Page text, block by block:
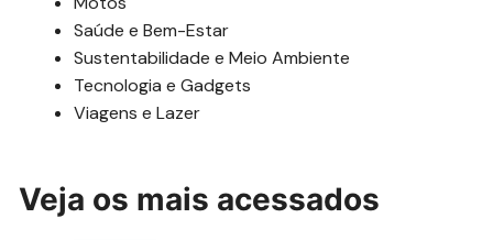
Saúde e Bem-Estar
Sustentabilidade e Meio Ambiente
Tecnologia e Gadgets
Viagens e Lazer
Veja os mais acessados